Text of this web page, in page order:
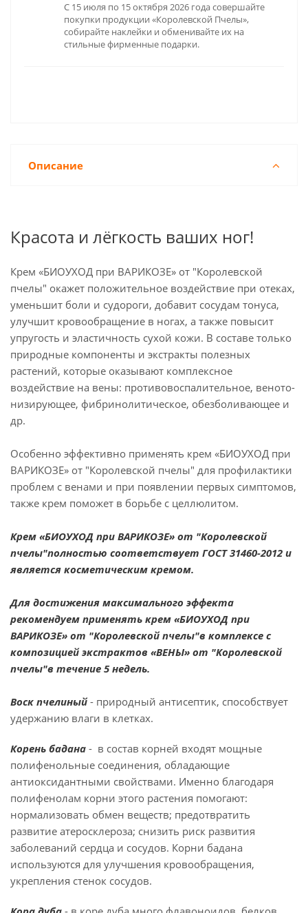
С 15 июля по 15 октября 2026 года совершайте
покупки продукции «Королевской Пчелы»,
собирайте наклейки и обменивайте их на
стильные фирменные подарки.
Описание
Красота и лёгкость ваших ног!
Крем «БИОУХОД при ВАРИКОЗЕ» от "Королевской
пчелы" окажет положительное воздействие при отеках,
уменьшит боли и судороги, добавит сосудам тонуса,
улучшит кровообращение в ногах, а также повысит
упругость и эластичность сухой кожи. В составе только
природные компоненты и экстракты полезных
растений, которые оказывают комплексное
воздействие на вены: противовоспалительное, веното-
низирующее, фибринолитическое, обезболивающее и
др.
Особенно эффективно применять крем «БИОУХОД при
ВАРИКОЗЕ» от "Королевской пчелы" для профилактики
проблем с венами и при появлении первых симптомов,
также крем поможет в борьбе с целлюлитом.
Крем «БИОУХОД при ВАРИКОЗЕ» от "Королевской
пчелы"полностью соответствует ГОСТ 31460-2012 и
является косметическим кремом.
Для достижения максимального эффекта
рекомендуем применять крем «БИОУХОД при
ВАРИКОЗЕ» от "Королевской пчелы"в комплексе с
композицией экстрактов «ВЕНЫ» от "Королевской
пчелы"в течение 5 недель.
Воск пчелиный- природный антисептик, способствует
удержанию влаги в клетках.
Корень бадана - в состав корней входят мощные
полифенольные соединения, обладающие
антиоксидантными свойствами. Именно благодаря
полифенолам корни этого растения помогают:
нормализовать обмен веществ; предотвратить
развитие атеросклероза; снизить риск развития
заболеваний сердца и сосудов. Корни бадана
используются для улучшения кровообращения,
укрепления стенок сосудов.